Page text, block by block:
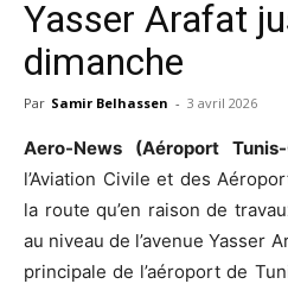
Yasser Arafat
dimanche
Par Samir Belhassen - 3 avril 2026
Aero-News (Aéroport
l’Aviation Civile et des
la route qu’en raison de
au niveau de l’avenue Yasser
principale de l’aéroport de